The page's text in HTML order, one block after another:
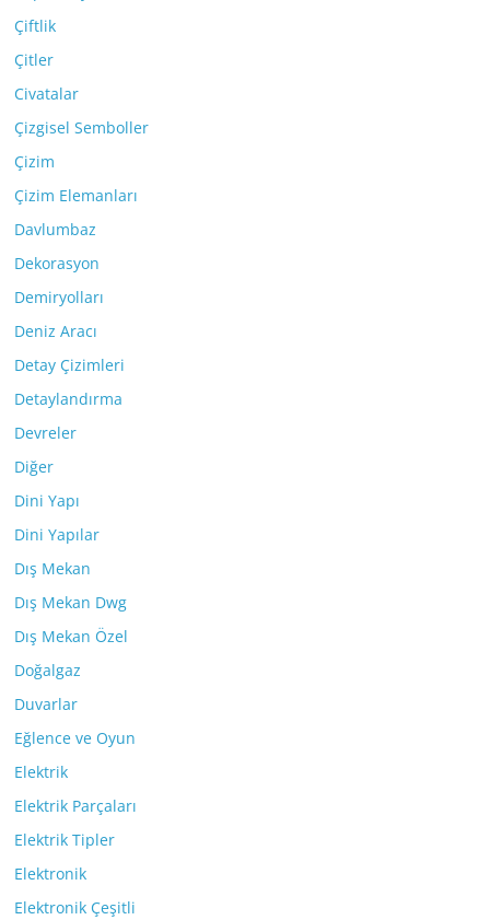
Çiftlik
Çitler
Civatalar
Çizgisel Semboller
Çizim
Çizim Elemanları
Davlumbaz
Dekorasyon
Demiryolları
Deniz Aracı
Detay Çizimleri
Detaylandırma
Devreler
Diğer
Dini Yapı
Dini Yapılar
Dış Mekan
Dış Mekan Dwg
Dış Mekan Özel
Doğalgaz
Duvarlar
Eğlence ve Oyun
Elektrik
Elektrik Parçaları
Elektrik Tipler
Elektronik
Elektronik Çeşitli